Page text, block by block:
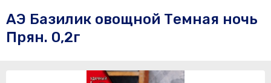
АЭ Базилик овощной Темная ночь
Прян. 0,2г